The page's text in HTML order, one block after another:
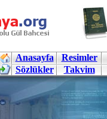
Anasayfa
Resimler
Sözlükler
Takvim